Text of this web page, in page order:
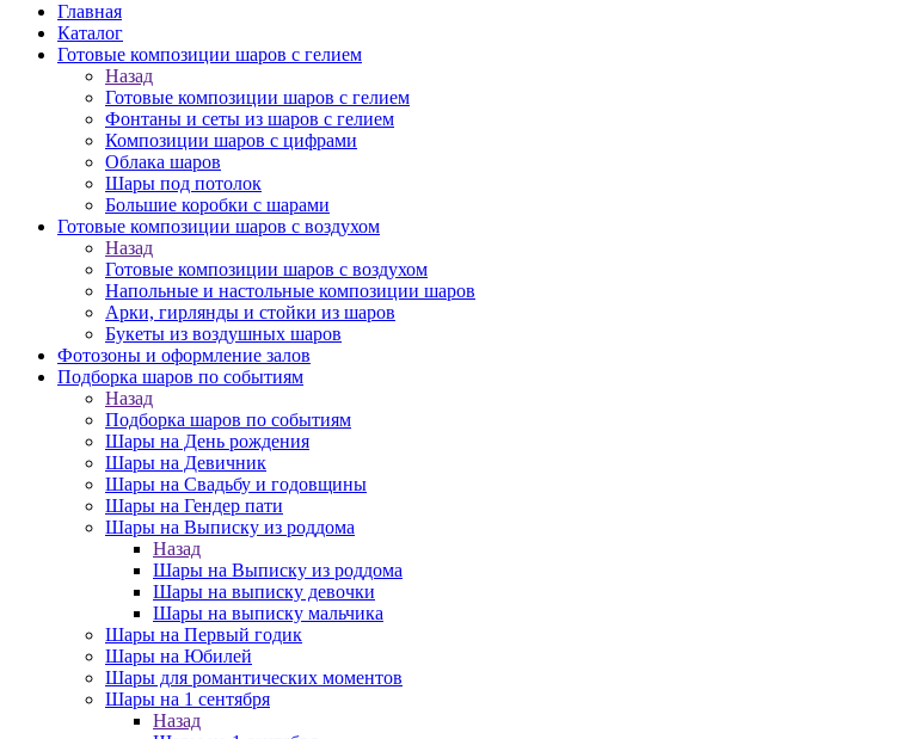
Главная
Каталог
Готовые композиции шаров с гелием
Назад
Готовые композиции шаров с гелием
Фонтаны и сеты из шаров с гелием
Композиции шаров с цифрами
Облака шаров
Шары под потолок
Большие коробки с шарами
Готовые композиции шаров с воздухом
Назад
Готовые композиции шаров с воздухом
Напольные и настольные композиции шаров
Арки, гирлянды и стойки из шаров
Букеты из воздушных шаров
Фотозоны и оформление залов
Подборка шаров по событиям
Назад
Подборка шаров по событиям
Шары на День рождения
Шары на Девичник
Шары на Свадьбу и годовщины
Шары на Гендер пати
Шары на Выписку из роддома
Назад
Шары на Выписку из роддома
Шары на выписку девочки
Шары на выписку мальчика
Шары на Первый годик
Шары на Юбилей
Шары для романтических моментов
Шары на 1 сентября
Назад